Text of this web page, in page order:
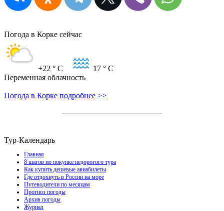
Погода в Корке сейчас
+22 ° C 17 ° C
Переменная облачность
Погода в Корке подробнее >>
Тур-Календарь
Главная
8 шагов по покупке недорогого тура
Как купить дешевые авиабилеты
Где отдохнуть в России на море
Путеводители по месяцам
Прогноз погоды
Архив погоды
Журнал